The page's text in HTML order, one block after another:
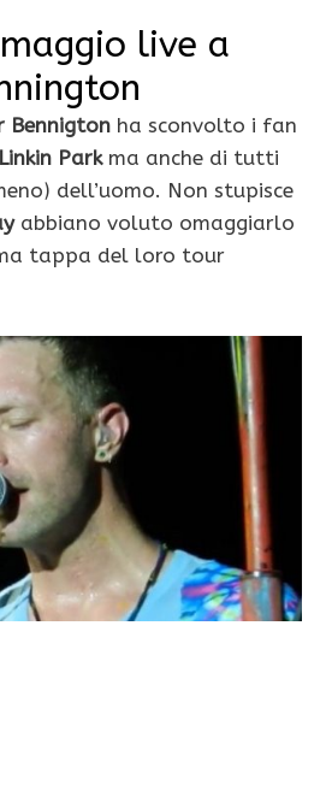
live a
Bennigton ha sconvolto i fan
Linkin Parkma anche di tutti
dell’uomo. Non stupisce
abbiano voluto omaggiarlo
tappa del loro tour